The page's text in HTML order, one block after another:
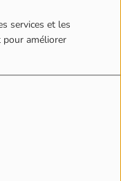
services et les
améliorer